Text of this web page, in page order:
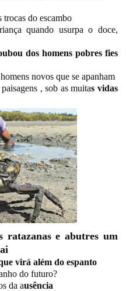
trocas do escambo
quando usurpa o doce,
dos homens pobres fies
novos que se apanham
, sob as muitas vidas
ratazanas e abutres um
virá além do espanto
do futuro?
da ausência